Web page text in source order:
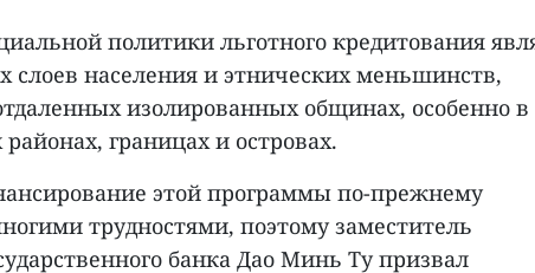
политики льготного кредитования
слоев населения и этнических меньшинств,
изолированных общинах, особенно в
границах и островах.
этой программы по-прежнему
трудностями, поэтому заместитель
банка Дао Минь Ту призвал